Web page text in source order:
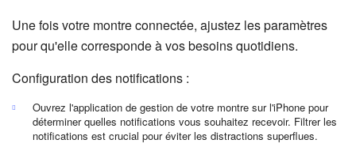
Une fois votre montre connectée, ajustez les paramètres
pour qu'elle corresponde à vos besoins quotidiens.
Configuration des notifications :
Ouvrez l'application de gestion de votre montre sur l'iPhone pour
déterminer quelles notifications vous souhaitez recevoir. Filtrer les
notifications est crucial pour éviter les distractions superflues.